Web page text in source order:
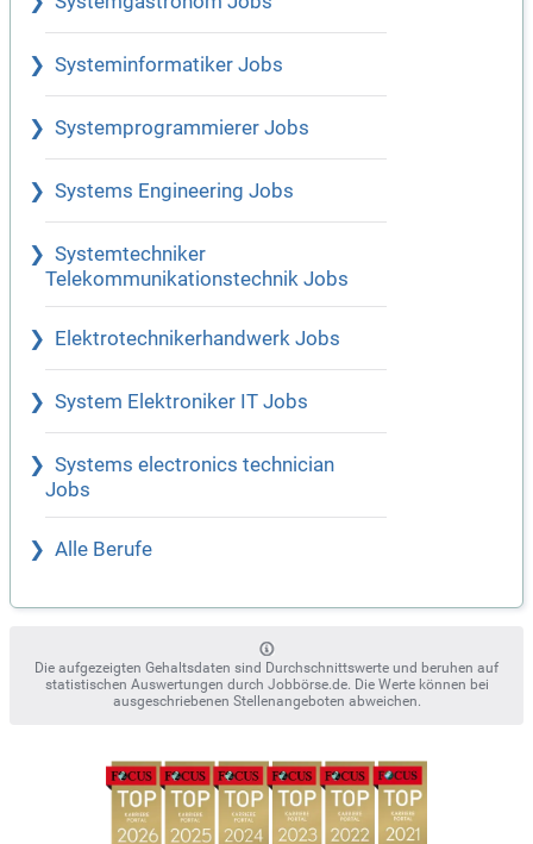
Systeminformatiker Jobs
Systemprogrammierer Jobs
Systems Engineering Jobs
Systemtechniker
Telekommunikationstechnik Jobs
Elektrotechnikerhandwerk Jobs
System Elektroniker IT Jobs
Systems electronics technician
Jobs
Alle Berufe
Die aufgezeigten Gehaltsdaten sind Durchschnittswerte und beruhen auf
statistischen Auswertungen durch Jobbörse.de. Die Werte können bei
ausgeschriebenen Stellenangeboten abweichen.